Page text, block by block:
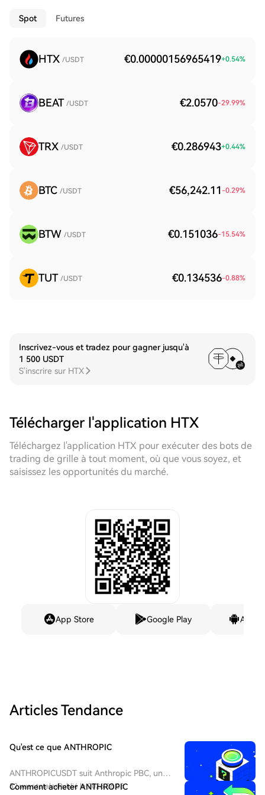
Spot Futures
HTX /USDT €0.00000156965419+0.54%
BEAT /USDT €2.0570-29.99%
TRX /USDT €0.286943+0.44%
BTC /USDT €56,242.11 -0.29%
BTW /USDT €0.151036-15.54%
TUT /USDT €0.134536-0.88%
Inscrivez-vous et tradez pour gagner jusqu'à
1 500 USDT
S'inscrire sur HTX
Télécharger l'application HTX
Téléchargez l'application HTX pour exécuter des bots de
trading de grille à tout moment, où que vous soyez, et
saisissez les opportunités du marché.
App Store Google Play
Articles Tendance
Qu'est ce que ANTHROPIC
ANTHROPICUSDT suit Anthropic PBC, une
entreprise de recherche et de sécurité en
32 vues totalesPublié le 2026.08.08
Comment acheter ANTHROPIC